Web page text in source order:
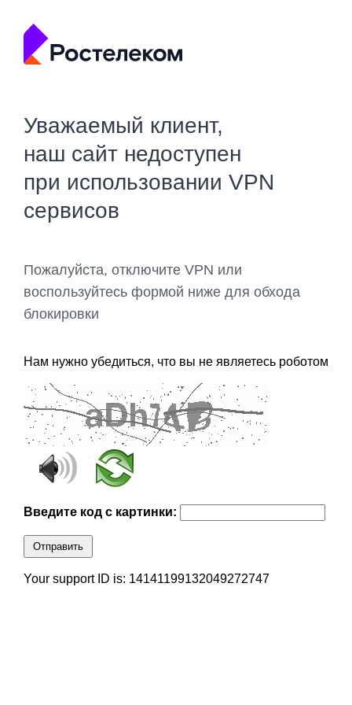
Уважаемый клиент,
наш сайт недоступен
при использовании VPN
сервисов
Пожалуйста, отключите VPN или
воспользуйтесь формой ниже для обхода
блокировки
Нам нужно убедиться, что вы не являетесь роботом
Введите код с картинки:
Отправить
Your support ID is: 14141199132049272747